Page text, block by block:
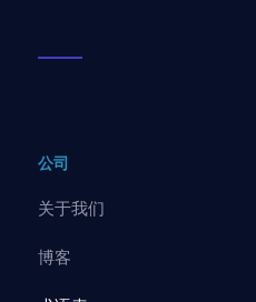
公司
关于我们
博客